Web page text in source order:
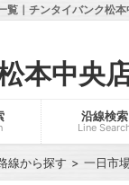
覧｜チンタイバンク松
本中央
沿線検索
Line
線から探す 一日市